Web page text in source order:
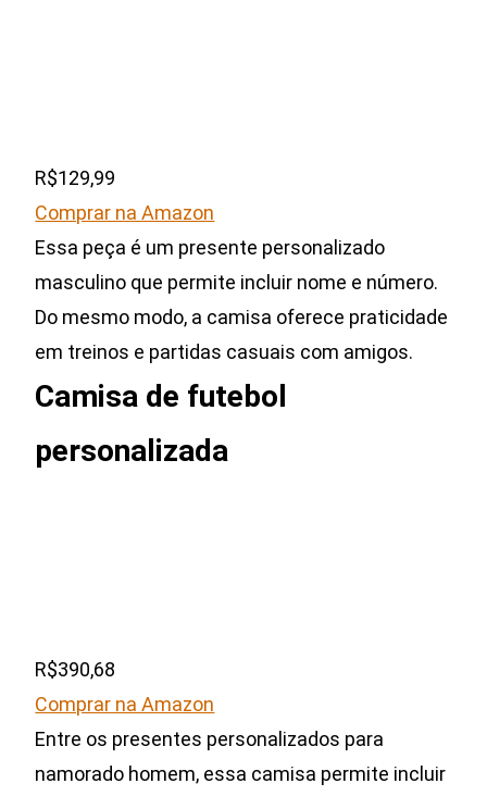
R$129,99
Comprar na Amazon
Essa peça é um presente personalizado
masculino que permite incluir nome e número.
Do mesmo modo, a camisa oferece praticidade
em treinos e partidas casuais com amigos.
Camisa de futebol
personalizada
R$390,68
Comprar na Amazon
Entre os presentes personalizados para
namorado homem, essa camisa permite incluir